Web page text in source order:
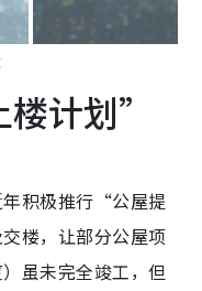
计划”
积极推行“公屋提
楼，让部分公屋项
虽未完全竣工，但